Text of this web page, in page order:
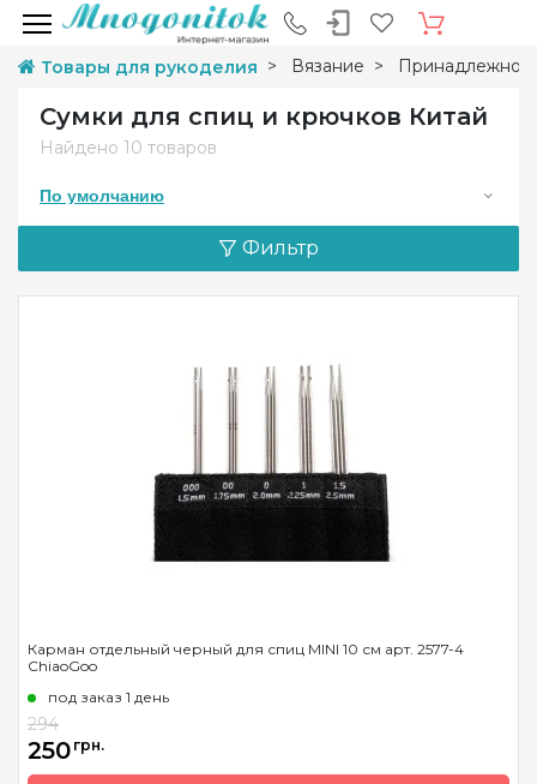
Товары для рукоделия Вязание
Сумки для спиц и крючков Китай
Найдено 10 товаров
По умолчанию
Фильтр
Карман отдельный черный для спиц MINI 10 см арт. 2577-4
ChiaoGoo
под заказ 1 день
294
250 грн.